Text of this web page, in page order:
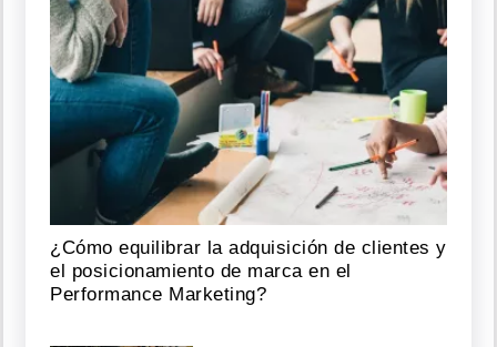
¿Cómo equilibrar la adquisición de clientes y
el posicionamiento de marca en el
Performance Marketing?